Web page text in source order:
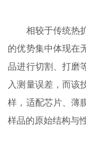
相较于传统热扩
的优势集中体现在
品进行切割、打磨
入测量误差，而该
样，适配芯片、薄
样品的原始结构与